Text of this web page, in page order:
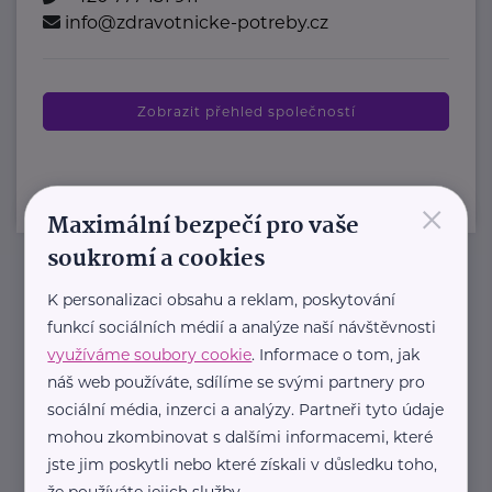
info@zdravotnicke-potreby.cz
Zobrazit přehled společností
Newsletter
Pravidelný přísun novinek, inspirace na každý den,
podpora pro rodiče i sdílení zkušeností. Takový je
Newsletter webu eMaminy.cz. Přihlaste se k jeho
odběru a čtěte o tématech, které vám pomohou
×
Maximální bezpečí pro vaše
soukromí a cookies
K personalizaci obsahu a reklam, poskytování
funkcí sociálních médií a analýze naší návštěvnosti
využíváme soubory cookie. Informace o tom, jak
náš web používáte, sdílíme se svými partnery pro
sociální média, inzerci a analýzy. Partneři tyto údaje
mohou zkombinovat s dalšími informacemi, které
jste jim poskytli nebo které získali v důsledku toho,